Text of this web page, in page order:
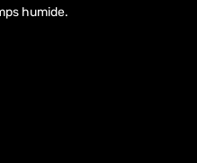
humide.